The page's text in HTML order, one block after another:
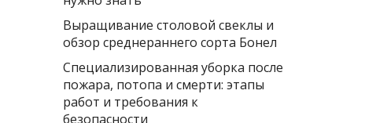
Выращивание столовой свеклы и
обзор среднераннего сорта Бонел
Специализированная уборка после
пожара, потопа и смерти: этапы
работ и требования к
безопасности